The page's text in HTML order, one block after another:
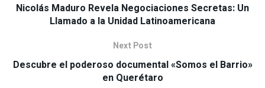
Nicolás Maduro Revela Negociaciones Secretas: Un
Llamado a la Unidad Latinoamericana
Next Post
Descubre el poderoso documental «Somos el Barrio»
en Querétaro